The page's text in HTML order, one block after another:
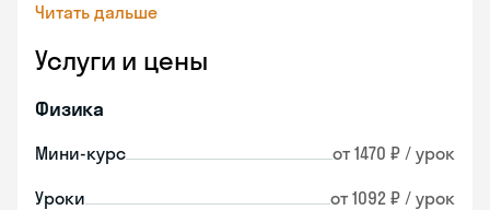
Читать дальше
Услуги и цены
Физика
Мини-курс от 1470 ₽ / урок
Уроки от 1092 ₽ / урок